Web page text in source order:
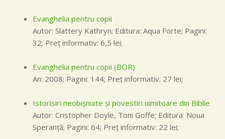
Evanghelia pentru copii
Autor: Slattery Kathryn; Editura: Aqua Forte; Pagini:
32; Preţ informativ: 6,5 lei;
Evanghelia pentru copii (BOR)
An: 2008; Pagini: 144; Preţ informativ: 27 lei;
Istorisiri neobişnuite şi povestiri uimitoare din Biblie
Autor: Cristopher Doyle, Toni Goffe; Editura: Noua
Speranţă; Pagini: 64; Preţ informativ: 22 lei;